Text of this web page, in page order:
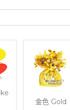
金色 Gold